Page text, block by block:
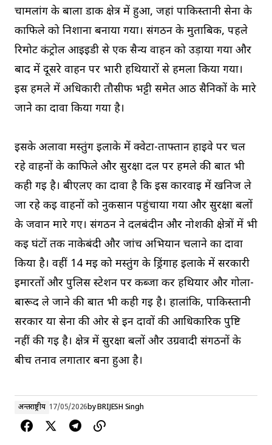
चामलांग के बाला डाक क्षेत्र में हुआ, जहां पाकिस्तानी सेना के
काफिले को निशाना बनाया गया। संगठन के मुताबिक, पहले
रिमोट कंट्रोल आईईडी से एक सैन्य वाहन को उड़ाया गया और
बाद में दूसरे वाहन पर भारी हथियारों से हमला किया गया।
इस हमले में अधिकारी तौसीफ भट्टी समेत आठ सैनिकों के मारे
जाने का दावा किया गया है।
इसके अलावा मस्तुंग इलाके में क्वेटा-ताफ्तान हाईवे पर चल
रहे वाहनों के काफिले और सुरक्षा दल पर हमले की बात भी
कही गई है। बीएलए का दावा है कि इस कार्रवाई में खनिज ले
जा रहे कई वाहनों को नुकसान पहुंचाया गया और सुरक्षा बलों
के जवान मारे गए। संगठन ने दलबंदीन और नोशकी क्षेत्रों में भी
कई घंटों तक नाकेबंदी और जांच अभियान चलाने का दावा
किया है। वहीं 14 मई को मस्तुंग के ड्रिंगार्ह इलाके में सरकारी
इमारतों और पुलिस स्टेशन पर कब्जा कर हथियार और गोला-
बारूद ले जाने की बात भी कही गई है। हालांकि, पाकिस्तानी
सरकार या सेना की ओर से इन दावों की आधिकारिक पुष्टि
नहीं की गई है। क्षेत्र में सुरक्षा बलों और उग्रवादी संगठनों के
बीच तनाव लगातार बना हुआ है।
अन्तर्राष्ट्रीय 17/05/2026byBRIJESH Singh